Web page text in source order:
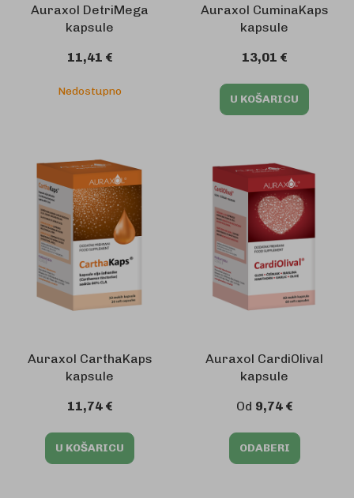
Auraxol DetriMega
kapsule
11,41 €
Nedostupno
Auraxol CuminaKaps
kapsule
13,01 €
U KOŠARICU
Auraxol CarthaKaps
kapsule
11,74 €
U KOŠARICU
Auraxol CardiOlival
kapsule
Od 9,74 €
ODABERI